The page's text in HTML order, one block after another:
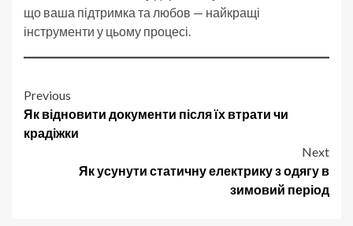
що ваша підтримка та любов — найкращі
інструменти у цьому процесі.
Post
navigation
Previous
Як відновити документи після їх втрати чи
крадіжки
Next
Як усунути статичну електрику з одягу в
зимовий період